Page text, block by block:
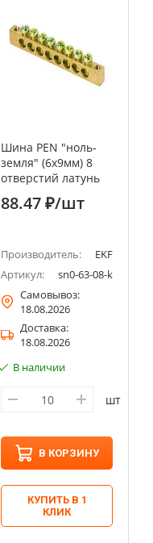
Шина PEN "ноль-
земля" (6х9мм) 8
отверстий латунь
крепеж по краям
EKF PROxima
88.47 ₽/шт
Производитель:
EKF
Артикул:
sn0-63-08-k
Самовывоз:
18.08.2026
Доставка:
18.08.2026
В наличии
шт
В КОРЗИНУ
КУПИТЬ В 1
КЛИК